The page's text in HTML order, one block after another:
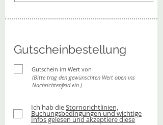
Gutscheinbestellung
Gutschein im Wert von
(Bitte trag den gewünschten Wert oben ins
Nachrichtenfeld ein.)
Ich hab dieStornorichtlinien,
Buchungsbedingungen und wichtige
Infos gelesen und akzeptiere diese